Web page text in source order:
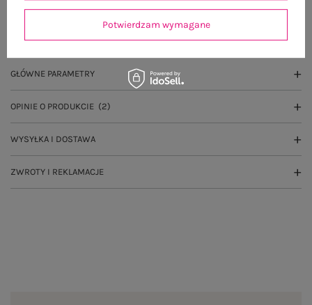
OPIS PRODUKTU
GŁÓWNE PARAMETRY
OPINIE O PRODUKCIE (2)
WYSYŁKA I DOSTAWA
ZWROTY I REKLAMACJE
Potwierdzam wymagane